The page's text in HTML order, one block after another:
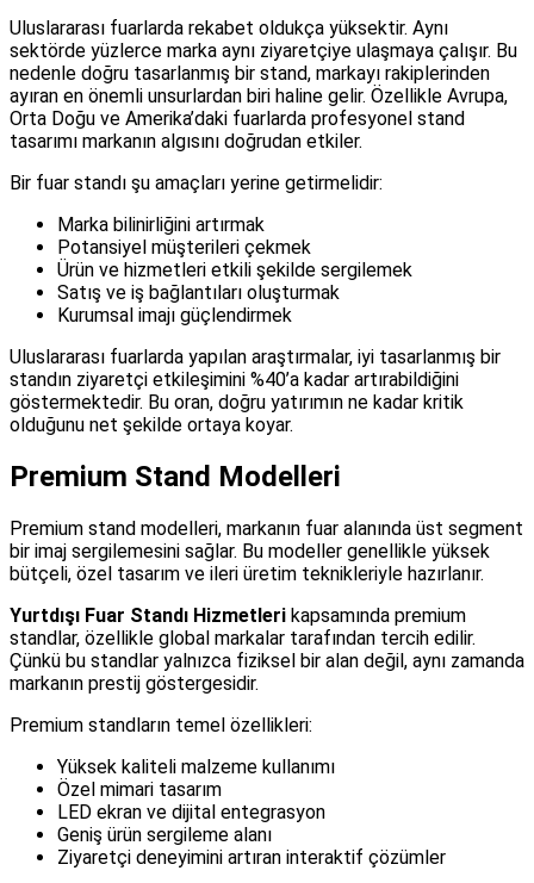
Uluslararası fuarlarda rekabet oldukça yüksektir. Aynı
sektörde yüzlerce marka aynı ziyaretçiye ulaşmaya çalışır. Bu
nedenle doğru tasarlanmış bir stand, markayı rakiplerinden
ayıran en önemli unsurlardan biri haline gelir. Özellikle Avrupa,
Orta Doğu ve Amerika’daki fuarlarda profesyonel stand
tasarımı markanın algısını doğrudan etkiler.
Bir fuar standı şu amaçları yerine getirmelidir:
Marka bilinirliğini artırmak
Potansiyel müşterileri çekmek
Ürün ve hizmetleri etkili şekilde sergilemek
Satış ve iş bağlantıları oluşturmak
Kurumsal imajı güçlendirmek
Uluslararası fuarlarda yapılan araştırmalar, iyi tasarlanmış bir
standın ziyaretçi etkileşimini %40’a kadar artırabildiğini
göstermektedir. Bu oran, doğru yatırımın ne kadar kritik
olduğunu net şekilde ortaya koyar.
Premium Stand Modelleri
Premium stand modelleri, markanın fuar alanında üst segment
bir imaj sergilemesini sağlar. Bu modeller genellikle yüksek
bütçeli, özel tasarım ve ileri üretim teknikleriyle hazırlanır.
Yurtdışı Fuar Standı Hizmetleri kapsamında premium
standlar, özellikle global markalar tarafından tercih edilir.
Çünkü bu standlar yalnızca fiziksel bir alan değil, aynı zamanda
markanın prestij göstergesidir.
Premium standların temel özellikleri:
Yüksek kaliteli malzeme kullanımı
Özel mimari tasarım
LED ekran ve dijital entegrasyon
Geniş ürün sergileme alanı
Ziyaretçi deneyimini artıran interaktif çözümler